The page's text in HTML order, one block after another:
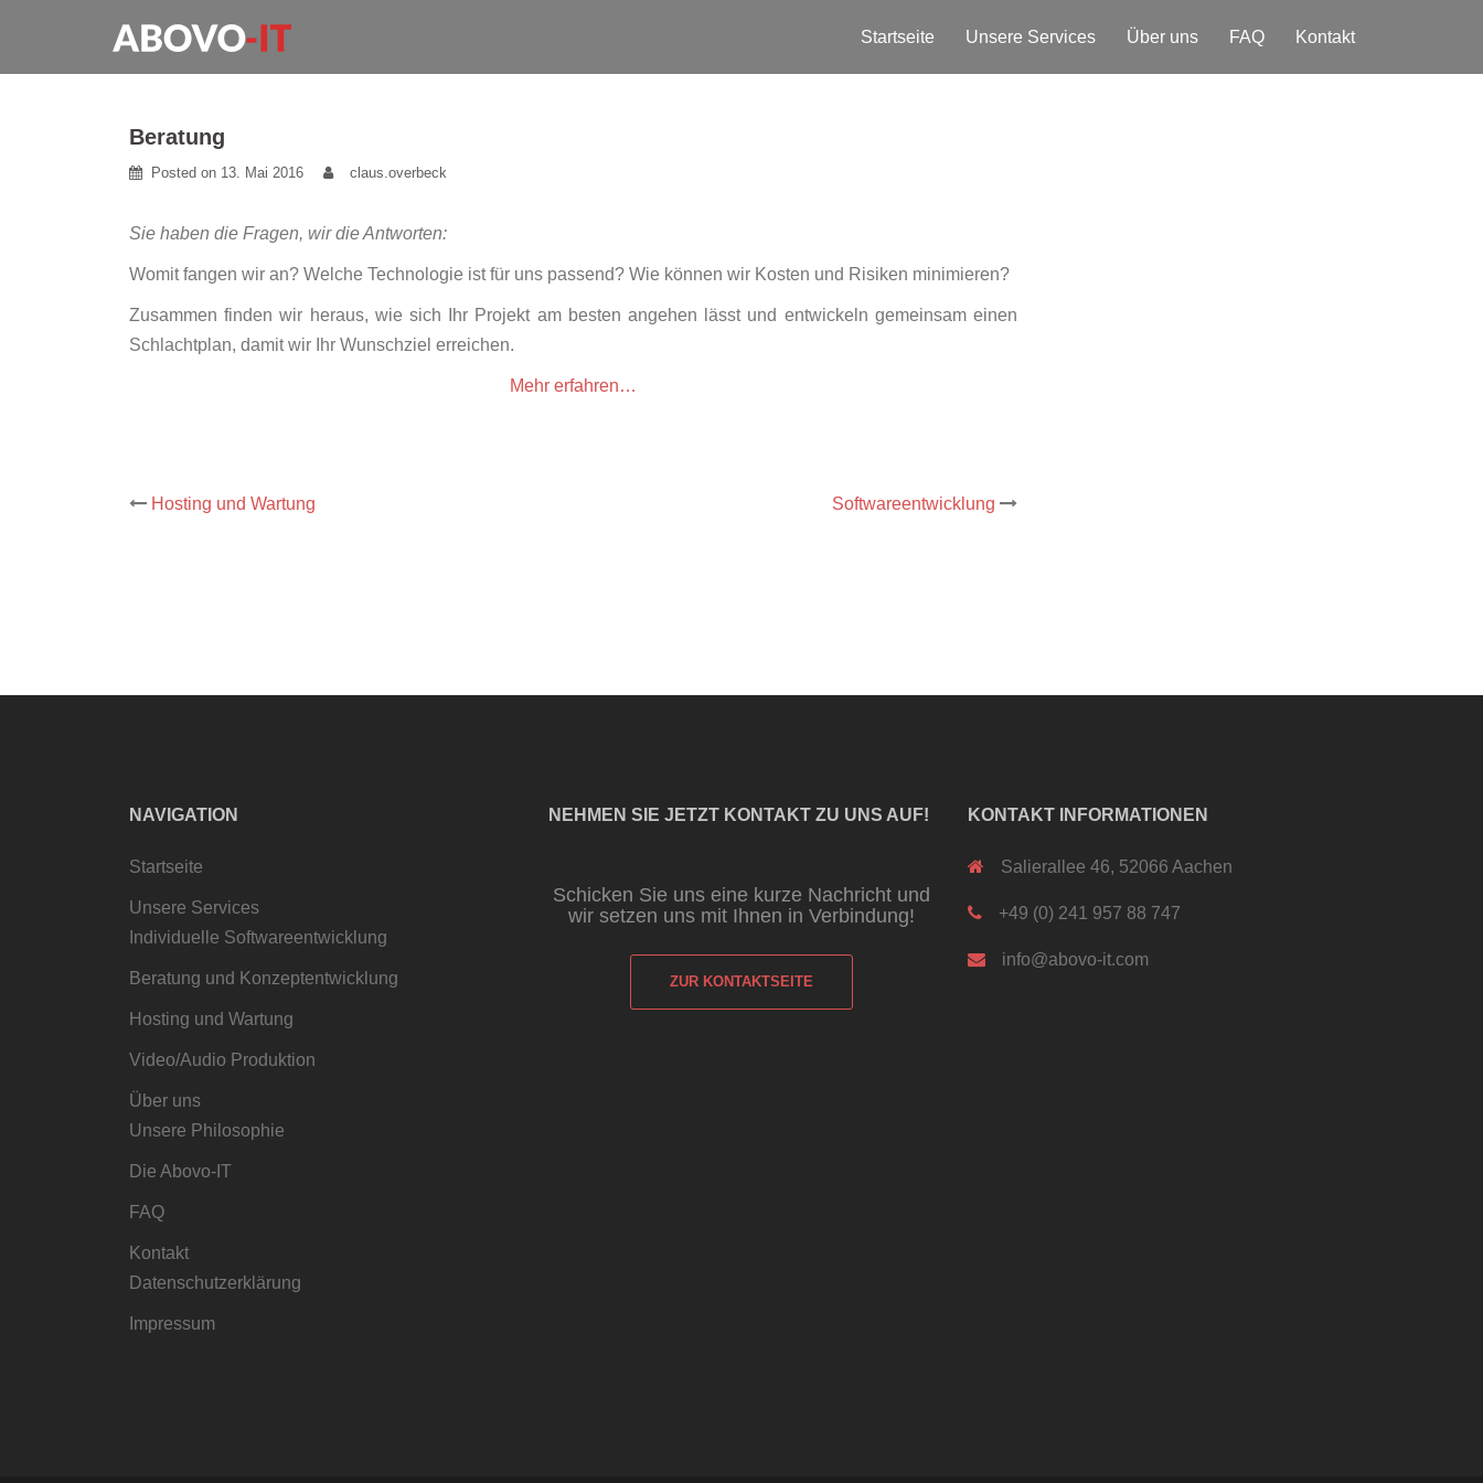
content
Startseite Unsere Services Über uns FAQ Kontakt
Beratung
Posted on 13. Mai 2016 claus.overbeck
Sie haben die Fragen, wir die Antworten:
Womit fangen wir an? Welche Technologie ist für uns passend? Wie können wir Kosten und Risiken minimieren?
Zusammen finden wir heraus, wie sich Ihr Projekt am besten angehen lässt und entwickeln gemeinsam einen
Schlachtplan, damit wir Ihr Wunschziel erreichen.
Mehr erfahren…
Post
Hosting und Wartung Softwareentwicklung
NAVIGATION
Startseite
Unsere Services
Individuelle Softwareentwicklung
Beratung und Konzeptentwicklung
Hosting und Wartung
Video/Audio Produktion
Über uns
Unsere Philosophie
Die Abovo-IT
FAQ
Kontakt
Datenschutzerklärung
Impressum
NEHMEN SIE JETZT KONTAKT ZU UNS AUF!
Schicken Sie uns eine kurze Nachricht und
wir setzen uns mit Ihnen in Verbindung!
ZUR KONTAKTSEITE
KONTAKT INFORMATIONEN
Salierallee 46, 52066 Aachen
+49 (0) 241 957 88 747
info@abovo-it.com